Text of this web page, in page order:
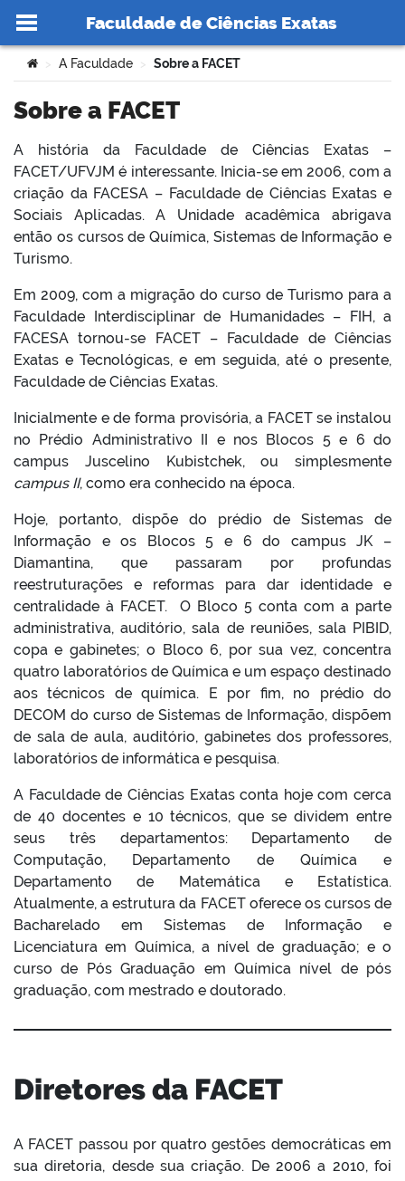
Ir para o conteúdo
Faculdade de Ciências Exatas
portal
Você está aqui:
> A Faculdade > Sobre a FACET
Sobre a FACET
A história da Faculdade de Ciências Exatas –
FACET/UFVJM é interessante. Inicia-se em 2006, com a
criação da FACESA – Faculdade de Ciências Exatas e
Sociais Aplicadas. A Unidade acadêmica abrigava
então os cursos de Química, Sistemas de Informação e
Turismo.
Em 2009, com a migração do curso de Turismo para a
Faculdade Interdisciplinar de Humanidades – FIH, a
FACESA tornou-se FACET – Faculdade de Ciências
Exatas e Tecnológicas, e em seguida, até o presente,
Faculdade de Ciências Exatas.
Inicialmente e de forma provisória, a FACET se instalou
no Prédio Administrativo II e nos Blocos 5 e 6 do
campus Juscelino Kubistchek, ou simplesmente
campus II, como era conhecido na época.
Hoje, portanto, dispõe do prédio de Sistemas de
Informação e os Blocos 5 e 6 do campus JK –
Diamantina, que passaram por profundas
reestruturações e reformas para dar identidade e
centralidade à FACET. O Bloco 5 conta com a parte
administrativa, auditório, sala de reuniões, sala PIBID,
copa e gabinetes; o Bloco 6, por sua vez, concentra
quatro laboratórios de Química e um espaço destinado
aos técnicos de química. E por fim, no prédio do
DECOM do curso de Sistemas de Informação, dispõem
de sala de aula, auditório, gabinetes dos professores,
laboratórios de informática e pesquisa.
A Faculdade de Ciências Exatas conta hoje com cerca
de 40 docentes e 10 técnicos, que se dividem entre
seus três departamentos: Departamento de
Computação, Departamento de Química e
Departamento de Matemática e Estatística.
Atualmente, a estrutura da FACET oferece os cursos de
Bacharelado em Sistemas de Informação e
Licenciatura em Química, a nível de graduação; e o
curso de Pós Graduação em Química nível de pós
graduação, com mestrado e doutorado.
Diretores da FACET
A FACET passou por quatro gestões democráticas em
sua diretoria, desde sua criação. De 2006 a 2010, foi